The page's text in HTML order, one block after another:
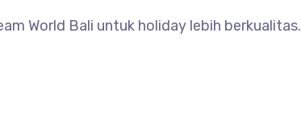
World Bali untuk holiday lebih berkualitas.